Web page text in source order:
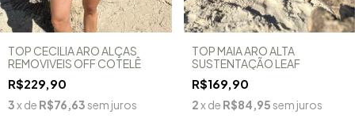
TOP CECILIA ARO ALÇAS
REMOVIVEIS OFF COTELÊ
R$229,90
3x de R$76,63 sem juros
TOP MAIA ARO ALTA
SUSTENTAÇÃO LEAF
R$169,90
2x de R$84,95 sem juros